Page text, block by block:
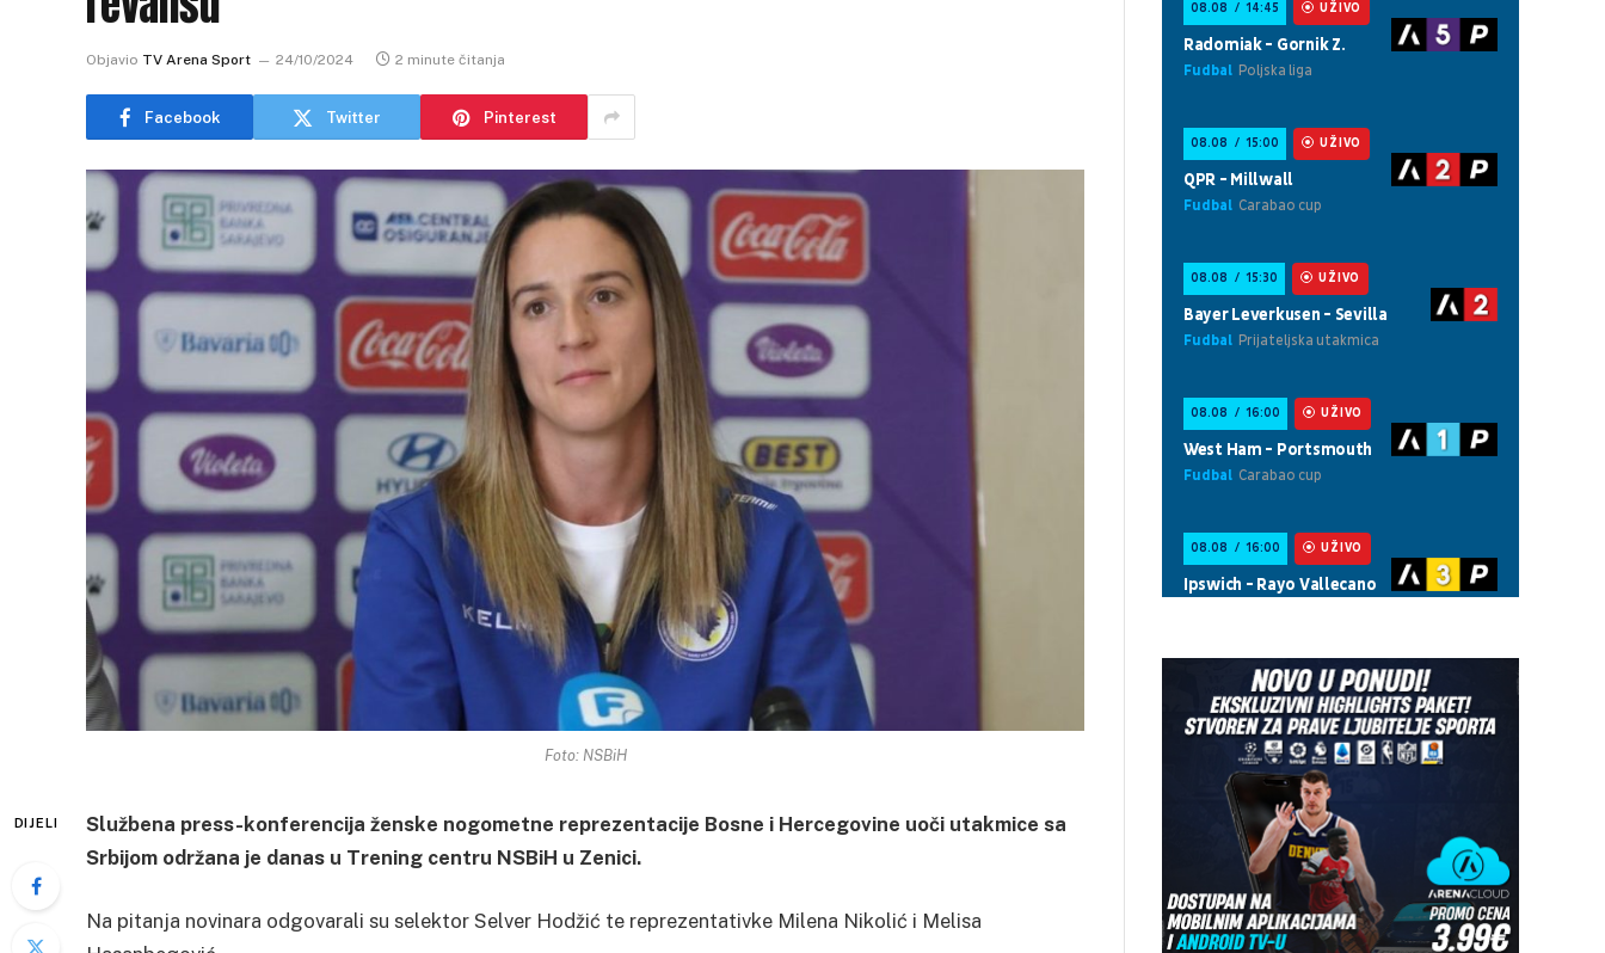
Objavio TV Arena Sport 24/10/2024 2 minute čitanja
Facebook Twitter Pinterest
Foto: NSBiH
DIJELI
Službena press-konferencija ženske nogometne reprezentacije Bosne i Hercegovine uoči utakmice sa
Srbijom održana je danas u Trening centru NSBiH u Zenici.
Na pitanja novinara odgovarali su selektor Selver Hodžić te reprezentativke Milena Nikolić i Melisa